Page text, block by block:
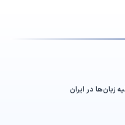
زبان‌ها در ایران